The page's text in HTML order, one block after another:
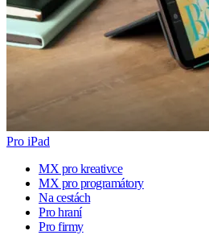
Pro iPad
MX pro kreativce
MX pro programátory
Na cestách
Pro hraní
Pro firmy